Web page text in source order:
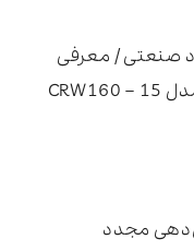
صنعتی / معرفی
مجدد